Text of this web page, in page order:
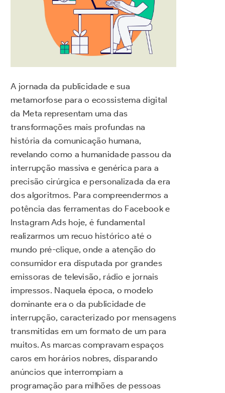
A jornada da publicidade e sua
metamorfose para o ecossistema digital
da Meta representam uma das
transformações mais profundas na
história da comunicação humana,
revelando como a humanidade passou da
interrupção massiva e genérica para a
precisão cirúrgica e personalizada da era
dos algoritmos. Para compreendermos a
potência das ferramentas do Facebook e
Instagram Ads hoje, é fundamental
realizarmos um recuo histórico até o
mundo pré-clique, onde a atenção do
consumidor era disputada por grandes
emissoras de televisão, rádio e jornais
impressos. Naquela época, o modelo
dominante era o da publicidade de
interrupção, caracterizado por mensagens
transmitidas em um formato de um para
muitos. As marcas compravam espaços
caros em horários nobres, disparando
anúncios que interrompiam a
programação para milhões de pessoas